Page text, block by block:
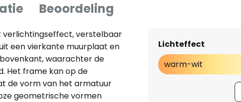
Beoordeling
verlichtingseffect, verstelbaar
een vierkante muurplaat en
waarachter de
Het frame kan op de
de vorm van het armatuur
geometrische vormen
Lichteffect
warm-wit